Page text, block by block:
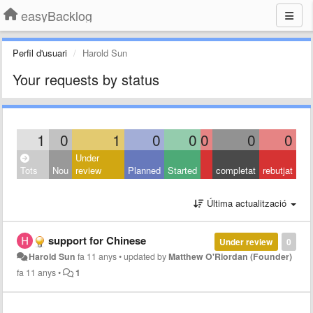
easyBacklog
Perfil d'usuari Harold Sun
Your requests by status
1 0 1 0 0 0 0 0
Tots Nou
Under
review
Planned Started completat rebutjat
Última actualització
0
Under review
support for Chinese
Harold Sun fa 11 anys•updated byMatthew O'Riordan (Founder)
fa 11 anys• 1